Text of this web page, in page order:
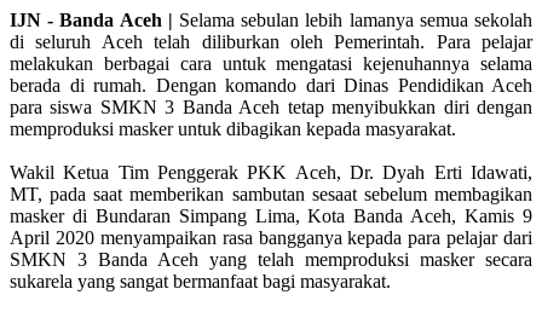
IJN - Banda Aceh | Selama sebulan lebih lamanya semua sekolah
di seluruh Aceh telah diliburkan oleh Pemerintah. Para pelajar
melakukan berbagai cara untuk mengatasi kejenuhannya selama
berada di rumah. Dengan komando dari Dinas Pendidikan Aceh
para siswa SMKN 3 Banda Aceh tetap menyibukkan diri dengan
memproduksi masker untuk dibagikan kepada masyarakat.
Wakil Ketua Tim Penggerak PKK Aceh, Dr. Dyah Erti Idawati,
MT, pada saat memberikan sambutan sesaat sebelum membagikan
masker di Bundaran Simpang Lima, Kota Banda Aceh, Kamis 9
April 2020 menyampaikan rasa bangganya kepada para pelajar dari
SMKN 3 Banda Aceh yang telah memproduksi masker secara
sukarela yang sangat bermanfaat bagi masyarakat.